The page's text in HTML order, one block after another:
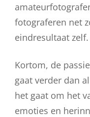
fotograferen net
eindresultaat zelf.
Kortom, de
gaat verder dan
het gaat om het
emoties en